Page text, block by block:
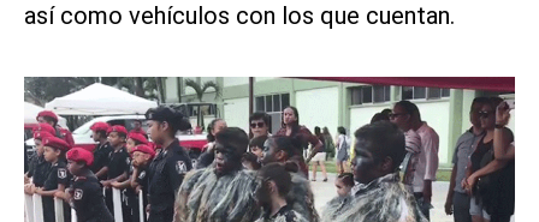
así como vehículos con los que cuentan.